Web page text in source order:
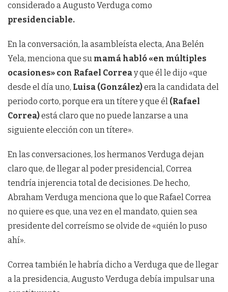
considerado a Augusto Verduga como
presidenciable.
En la conversación, la asambleísta electa, Ana Belén
Yela, menciona que su mamá habló «en múltiples
ocasiones» con Rafael Correay que él le dijo «que
desde el día uno, Luisa (González)era la candidata del
periodo corto, porque era un títere y que él (Rafael
Correa)está claro que no puede lanzarse a una
siguiente elección con un títere».
En las conversaciones, los hermanos Verduga dejan
claro que, de llegar al poder presidencial, Correa
tendría injerencia total de decisiones. De hecho,
Abraham Verduga menciona que lo que Rafael Correa
no quiere es que, una vez en el mandato, quien sea
presidente del correísmo se olvide de «quién lo puso
ahí».
Correa también le habría dicho a Verduga que de llegar
a la presidencia, Augusto Verduga debía impulsar una